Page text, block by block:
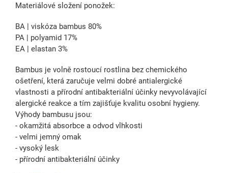
Materiálové složení ponožek:
BA | viskóza bambus 80%
PA | polyamid 17%
EA | elastan 3%
Bambus je volně rostoucí rostlina bez chemického
ošetření, která zaručuje velmi dobré antialergické
vlastnosti a přírodní antibakteriální účinky nevyvolávající
alergické reakce a tím zajišťuje kvalitu osobní hygieny.
Výhody bambusu jsou:
- okamžitá absorbce a odvod vlhkosti
- velmi jemný omak
- vysoký lesk
- přírodní antibakteriální účinky